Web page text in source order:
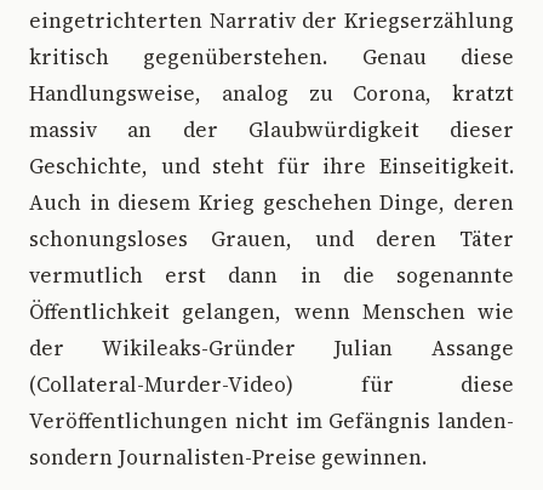
eingetrichterten Narrativ der Kriegserzählung
kritisch gegenüberstehen. Genau diese
Handlungsweise, analog zu Corona, kratzt
massiv an der Glaubwürdigkeit dieser
Geschichte, und steht für ihre Einseitigkeit.
Auch in diesem Krieg geschehen Dinge, deren
schonungsloses Grauen, und deren Täter
vermutlich erst dann in die sogenannte
Öffentlichkeit gelangen, wenn Menschen wie
der Wikileaks-Gründer Julian Assange
(Collateral-Murder-Video) für diese
Veröffentlichungen nicht im Gefängnis landen-
sondern Journalisten-Preise gewinnen.